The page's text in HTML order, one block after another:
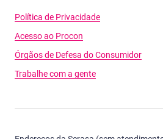
Política de Privacidade
Acesso ao Procon
Órgãos de Defesa do Consumidor
Trabalhe com a gente